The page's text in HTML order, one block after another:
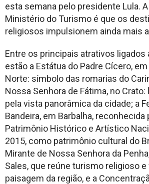
esta semana pelo presidente Lula.
Ministério do Turismo é que os
religiosos impulsionem ainda mais
Entre os principais atrativos ligados
estão a Estátua do Padre Cícero,
Norte: símbolo das romarias do
Nossa Senhora de Fátima, no
pela vista panorâmica da cidade; a
Bandeira, em Barbalha,
Patrimônio Histórico e Artístico
2015, como patrimônio cultural do
Mirante de Nossa Senhora da
Sales, que reúne turismo religioso e
paisagem da região, e a